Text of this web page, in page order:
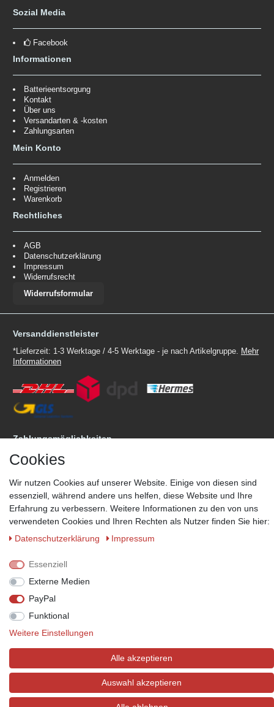
Sozial Media
Facebook
Informationen
Batterieentsorgung
Kontakt
Über uns
Versandarten & -kosten
Zahlungsarten
Mein Konto
Anmelden
Registrieren
Warenkorb
Rechtliches
AGB
Datenschutzerklärung
Impressum
Widerrufsrecht
Widerrufsformular
Versanddienstleister
*Lieferzeit: 1-3 Werktage / 4-5 Werktage - je nach Artikelgruppe. Mehr
Informationen
Zahlungsmöglichkeiten
Wir behalten uns das Recht vor im Einzelfall bestimmte
Zahlungsarten auszuschließen.
© Copyright 2026 Marabella´s | Alle Rechte vorbehalten. | Grundpreise
siehe Artikeldetails.
Cookies
Wir nutzen Cookies auf unserer Website. Einige von diesen sind
essenziell, während andere uns helfen, diese Website und Ihre
Erfahrung zu verbessern. Weitere Informationen zu den von uns
verwendeten Cookies und Ihren Rechten als Nutzer finden Sie hier:
Daten­schutz­erklärung
Impressum
Essenziell
Externe Medien
PayPal
Funktional
Weitere Einstellungen
Alle akzeptieren
Auswahl akzeptieren